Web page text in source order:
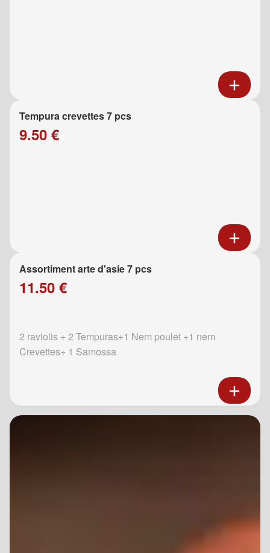
Tempura crevettes 7 pcs
9.50 €
Assortiment arte d'asie 7 pcs
11.50 €
2 raviolis + 2 Tempuras+1 Nem poulet +1 nem
Crevettes+ 1 Samossa